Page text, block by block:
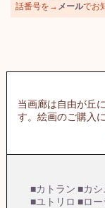
話番号を→ メールでお
当画廊は自由が丘
す。絵画のご購入
■カトラン ■カシ
■ユトリロ ■ロー